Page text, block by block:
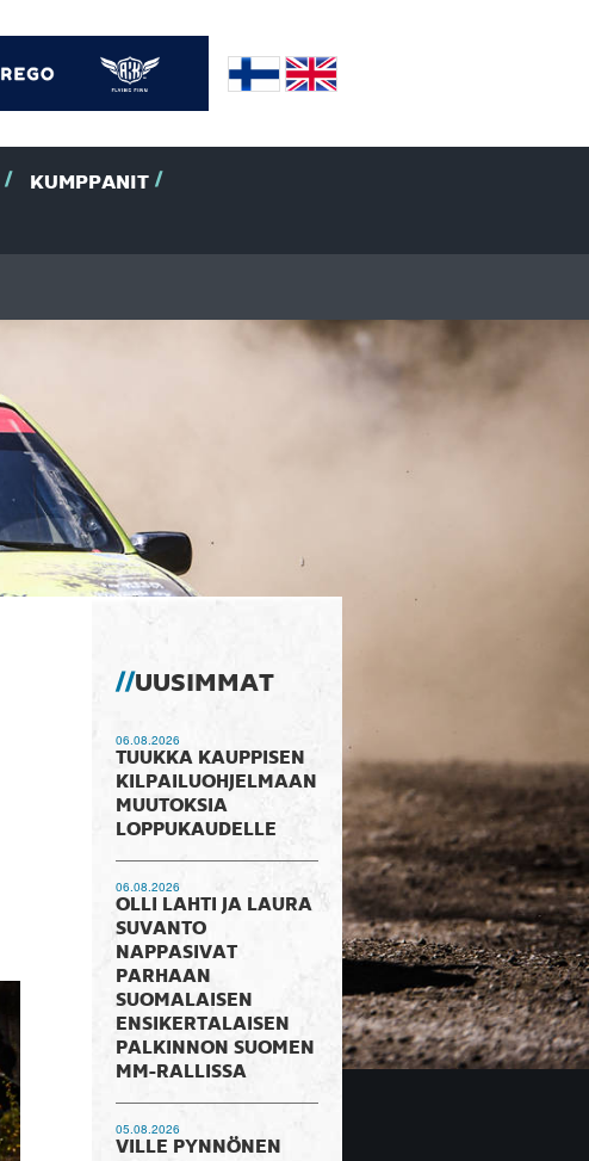
KUMPPANIT
UUSIMMAT
06.08.2026
TUUKKA KAUPPISEN
KILPAILUOHJELMAAN
MUUTOKSIA
LOPPUKAUDELLE
06.08.2026
OLLI LAHTI JA LAURA
SUVANTO
NAPPASIVAT
PARHAAN
SUOMALAISEN
ENSIKERTALAISEN
PALKINNON SUOMEN
MM-RALLISSA
05.08.2026
VILLE PYNNÖNEN